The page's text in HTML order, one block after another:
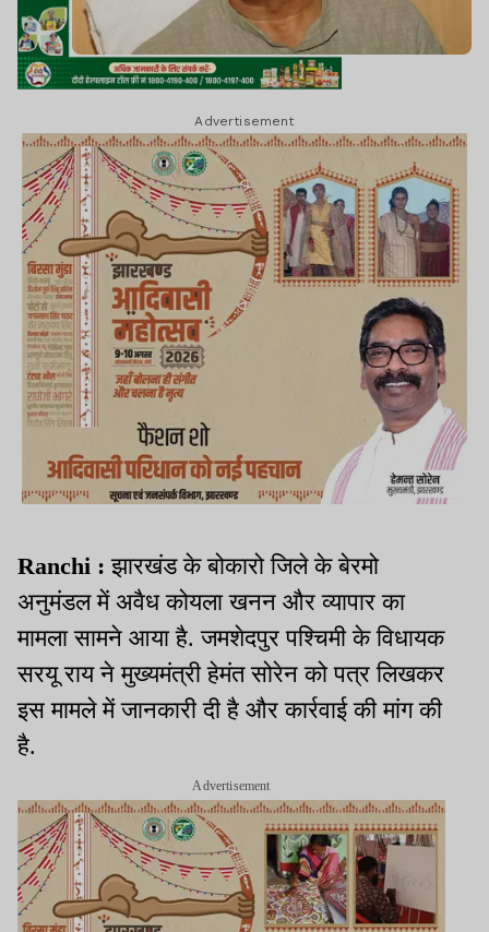
Advertisement
Ranchi : झारखंड के बोकारो जिले के बेरमो
अनुमंडल में अवैध कोयला खनन और व्यापार का
मामला सामने आया है. जमशेदपुर पश्चिमी के विधायक
सरयू राय ने मुख्यमंत्री हेमंत सोरेन को पत्र लिखकर
इस मामले में जानकारी दी है और कार्रवाई की मांग की
है.
Advertisement